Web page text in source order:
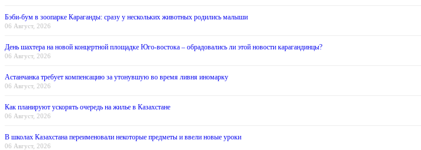
Бэби-бум в зоопарке Караганды: сразу у нескольких животных родились малыши
06 Август, 2026
День шахтера на новой концертной площадке Юго-востока – обрадовались ли этой новости карагандинцы?
06 Август, 2026
Астанчанка требует компенсацию за утонувшую во время ливня иномарку
06 Август, 2026
Как планируют ускорять очередь на жилье в Казахстане
06 Август, 2026
В школах Казахстана переименовали некоторые предметы и ввели новые уроки
06 Август, 2026